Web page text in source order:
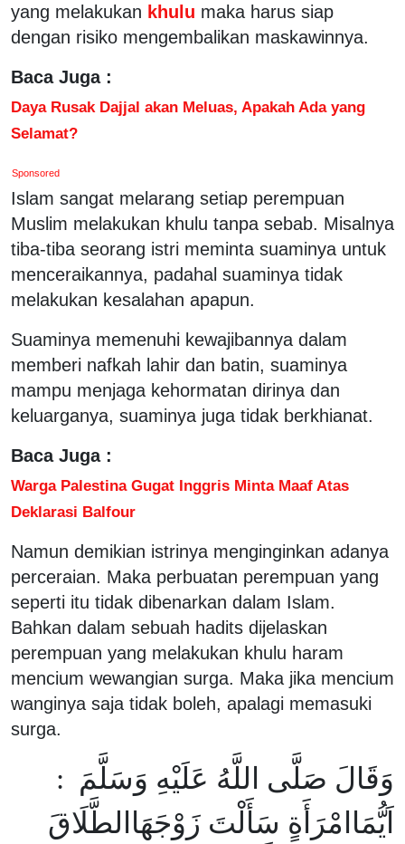
yang melakukan khulu maka harus siap
dengan risiko mengembalikan maskawinnya.
Baca Juga :
Daya Rusak Dajjal akan Meluas, Apakah Ada yang
Selamat?
Sponsored
Islam sangat melarang setiap perempuan
Muslim melakukan khulu tanpa sebab. Misalnya
tiba-tiba seorang istri meminta suaminya untuk
menceraikannya, padahal suaminya tidak
melakukan kesalahan apapun.
Suaminya memenuhi kewajibannya dalam
memberi nafkah lahir dan batin, suaminya
mampu menjaga kehormatan dirinya dan
keluarganya, suaminya juga tidak berkhianat.
Baca Juga :
Warga Palestina Gugat Inggris Minta Maaf Atas
Deklarasi Balfour
Namun demikian istrinya menginginkan adanya
perceraian. Maka perbuatan perempuan yang
seperti itu tidak dibenarkan dalam Islam.
Bahkan dalam sebuah hadits dijelaskan
perempuan yang melakukan khulu haram
mencium wewangian surga. Maka jika mencium
wanginya saja tidak boleh, apalagi memasuki
surga.
وَقَالَ صَلَّى اللَّهُ عَلَيْهِ وَسَلَّمَ :
اَيُّمَاامْرَأَةٍ سَأَلْتَ زَوْجَهَاالطَّلَاقَ